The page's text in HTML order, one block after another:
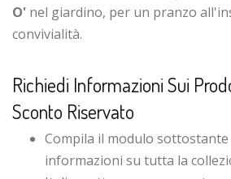
O' nel giardino, per un pranzo
convivialità.
Richiedi Informazioni Sui
Sconto Riservato
Compila il modulo
informazioni su tutta la